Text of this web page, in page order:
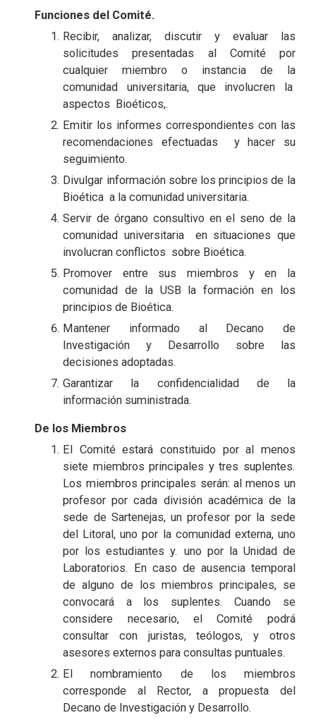
Funciones del Comité.
Recibir, analizar, discutir y evaluar las
solicitudes presentadas al Comité por
cualquier miembro o instancia de la
comunidad universitaria, que involucren la
aspectos Bioéticos,.
Emitir los informes correspondientes con las
recomendaciones efectuadas y hacer su
seguimiento.
Divulgar información sobre los principios de la
Bioética a la comunidad universitaria.
Servir de órgano consultivo en el seno de la
comunidad universitaria en situaciones que
involucran conflictos sobre Bioética.
Promover entre sus miembros y en la
comunidad de la USB la formación en los
principios de Bioética.
Mantener informado al Decano de
Investigación y Desarrollo sobre las
decisiones adoptadas.
Garantizar la confidencialidad de la
información suministrada.
De los Miembros
El Comité estará constituido por al menos
siete miembros principales y tres suplentes.
Los miembros principales serán: al menos un
profesor por cada división académica de la
sede de Sartenejas, un profesor por la sede
del Litoral, uno por la comunidad externa, uno
por los estudiantes y. uno por la Unidad de
Laboratorios. En caso de ausencia temporal
de alguno de los miembros principales, se
convocará a los suplentes. Cuando se
considere necesario, el Comité podrá
consultar con juristas, teólogos, y otros
asesores externos para consultas puntuales.
El nombramiento de los miembros
corresponde al Rector, a propuesta del
Decano de Investigación y Desarrollo.